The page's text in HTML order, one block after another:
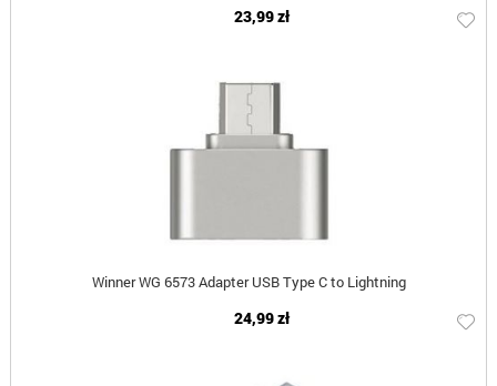
23,99 zł
Winner WG 6573 Adapter USB Type C to Lightning
24,99 zł